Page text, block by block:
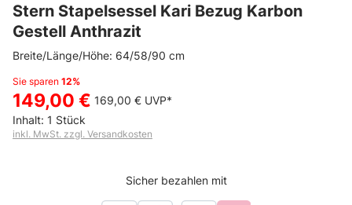
Stern Stapelsessel Kari Bezug Karbon
Gestell Anthrazit
Breite/Länge/Höhe: 64/58/90 cm
Sie sparen 12%
149,00 € 169,00 € UVP*
Inhalt: 1 Stück
inkl. MwSt. zzgl. Versandkosten
Sicher bezahlen mit